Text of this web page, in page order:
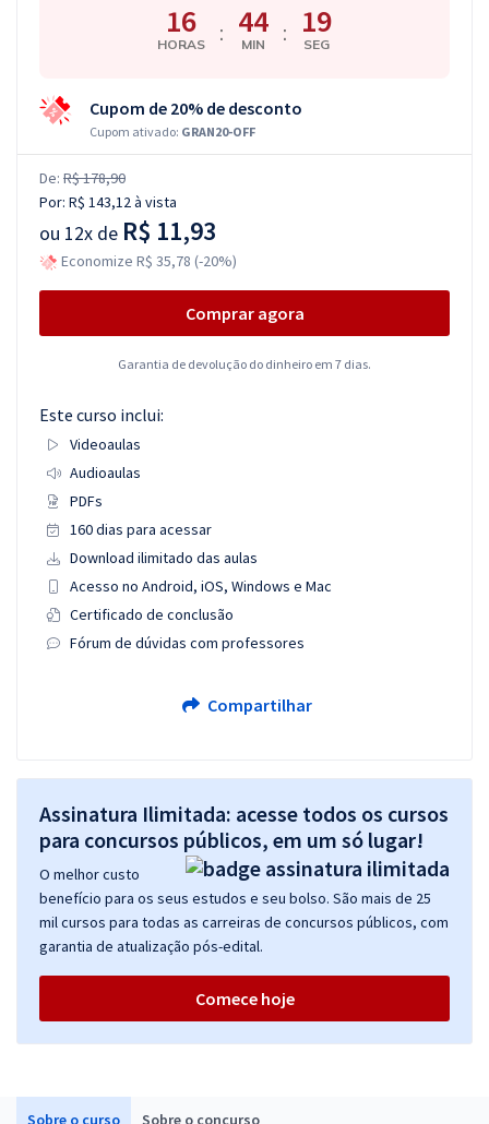
Sobre o curso Sobre o concurso
16
HORAS : 44
MIN : 19
SEG
Cupom de 20% de desconto
Cupom ativado: GRAN20-OFF
De: R$ 178,90
Por: R$ 143,12à vista
ou 12x de R$ 11,93
Economize R$ 35,78 (-20%)
Comprar agora
Garantia de devolução do dinheiro em 7 dias.
Este curso inclui:
Videoaulas
Audioaulas
PDFs
160 dias para acessar
Download ilimitado das aulas
Acesso no Android, iOS, Windows e Mac
Certificado de conclusão
Fórum de dúvidas com professores
Compartilhar
Assinatura Ilimitada: acesse todos os cursos
para concursos públicos, em um só lugar!
O melhor custo
benefício para os seus estudos e seu bolso. São mais de 25
mil cursos para todas as carreiras de concursos públicos, com
garantia de atualização pós-edital.
Comece hoje